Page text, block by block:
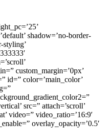
shadow=’no-border-
styling’
custom_margin=’0px’
id=” color=’main_color’
src=” attach=’scroll’
video=” video_ratio=’16:9′
overlay_opacity=’0.5′